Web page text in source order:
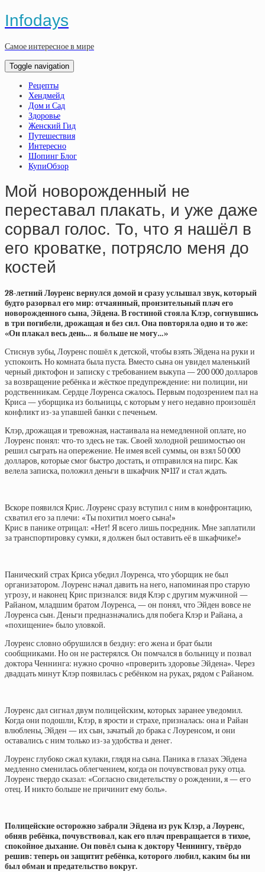
Infodays
Самое интересное в мире
Toggle navigation
Рецепты
Хендмейд
Дом и Сад
Здоровье
Женский Гид
Путешествия
Интересно
Шопинг Блог
КупиОбзор
Мой новорожденный не
переставал плакать, и уже даже
сорвал голос. То, что я нашёл в
его кроватке, потрясло меня до
костей
28-летний Лоуренс вернулся домой и сразу услышал звук, который
будто разорвал его мир: отчаянный, пронзительный плач его
новорожденного сына, Эйдена. В гостиной стояла Клэр, согнувшись
в три погибели, дрожащая и без сил. Она повторяла одно и то же:
«Он плакал весь день… я больше не могу…»
Стиснув зубы, Лоуренс пошёл к детской, чтобы взять Эйдена на руки и
успокоить. Но комната была пуста. Вместо сына он увидел маленький
черный диктофон и записку с требованием выкупа — 200 000 долларов
за возвращение ребёнка и жёсткое предупреждение: ни полиции, ни
родственникам. Сердце Лоуренса сжалось. Первым подозрением пал на
Криса — уборщика из больницы, с которым у него недавно произошёл
конфликт из-за упавшей банки с печеньем.
Клэр, дрожащая и тревожная, настаивала на немедленной оплате, но
Лоуренс понял: что-то здесь не так. Своей холодной решимостью он
решил сыграть на опережение. Не имея всей суммы, он взял 50 000
долларов, которые смог быстро достать, и отправился на пирс. Как
велела записка, положил деньги в шкафчик №117 и стал ждать.
Вскоре появился Крис. Лоуренс сразу вступил с ним в конфронтацию,
схватил его за плечи: «Ты похитил моего сына!»
Крис в панике отрицал: «Нет! Я всего лишь посредник. Мне заплатили
за транспортировку сумки, я должен был оставить её в шкафчике!»
Панический страх Криса убедил Лоуренса, что уборщик не был
организатором. Лоуренс начал давить на него, напоминая про старую
угрозу, и наконец Крис признался: видя Клэр с другим мужчиной —
Райаном, младшим братом Лоуренса, — он понял, что Эйден вовсе не
Лоуренса сын. Деньги предназначались для побега Клэр и Райана, а
«похищение» было уловкой.
Лоуренс словно обрушился в бездну: его жена и брат были
сообщниками. Но он не растерялся. Он помчался в больницу и позвал
доктора Ченнинга: нужно срочно «проверить здоровье Эйдена». Через
двадцать минут Клэр появилась с ребёнком на руках, рядом с Райаном.
Лоуренс дал сигнал двум полицейским, которых заранее уведомил.
Когда они подошли, Клэр, в ярости и страхе, призналась: она и Райан
влюблены, Эйден — их сын, зачатый до брака с Лоуренсом, и они
оставались с ним только из-за удобства и денег.
Лоуренс глубоко сжал кулаки, глядя на сына. Паника в глазах Эйдена
медленно сменилась облегчением, когда он почувствовал руку отца.
Лоуренс твердо сказал: «Согласно свидетельству о рождении, я — его
отец. И никто больше не причинит ему боль».
Полицейские осторожно забрали Эйдена из рук Клэр, а Лоуренс,
обняв ребёнка, почувствовал, как его плач превращается в тихое,
спокойное дыхание. Он повёл сына к доктору Ченнингу, твёрдо
решив: теперь он защитит ребёнка, которого любил, каким бы ни
был обман и предательство вокруг.